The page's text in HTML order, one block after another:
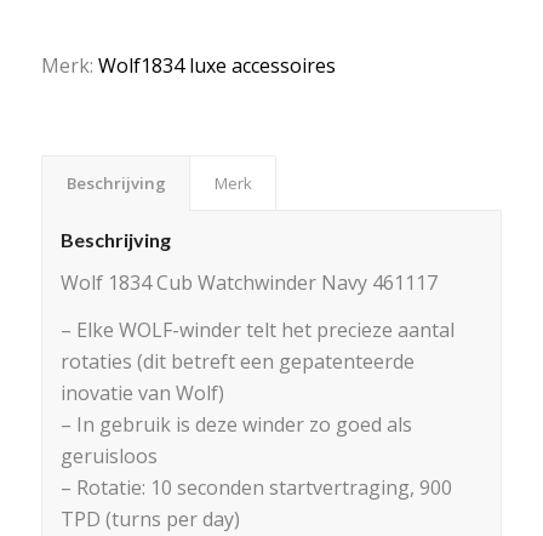
Merk: Wolf1834 luxe accessoires
Beschrijving Merk
Beschrijving
Wolf 1834 Cub Watchwinder Navy 461117
– Elke WOLF-winder telt het precieze aantal
rotaties (dit betreft een gepatenteerde
inovatie van Wolf)
– In gebruik is deze winder zo goed als
geruisloos
– Rotatie: 10 seconden startvertraging, 900
TPD (turns per day)